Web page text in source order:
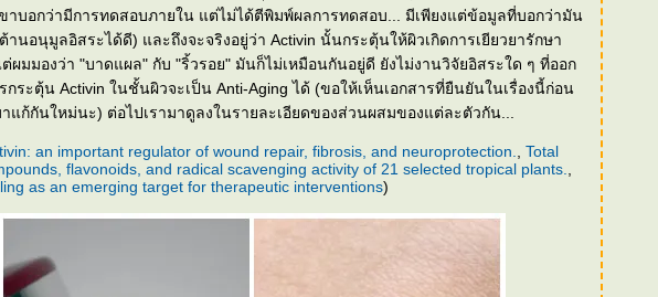
ขาบอกว่ามีการทดสอบภายใน แต่ไม่ได้ตีพิมพ์ผลการทดสอบ... มีเพียงแต่ข้อมูลที่บอกว่ามัน
นอนุมูลอิสระได้ดี) และถึงจะจริงอยู่ว่า Activin นั้นกระตุ้นให้ผิวเกิดการเยียวยารักษา
ผมมองว่า "บาดแผล" กับ "ริ้วรอย" มันก็ไม่เหมือนกันอยู่ดี ยังไม่งานวิจัยอิสระใด ๆ ที่ออก
ระตุ้น Activin ในชั้นผิวจะเป็น Anti-Aging ได้ (ขอให้เห็นเอกสารที่ยืนยันในเรื่องนี้ก่อน
แก้กันใหม่นะ) ต่อไปเรามาดูลงในรายละเอียดของส่วนผสมของแต่ละตัวกัน...
an important regulator of wound repair, fibrosis, and neuroprotection.
Total
flavonoids, and radical scavenging activity of 21 selected tropical plants.
as an emerging target for therapeutic interventions)